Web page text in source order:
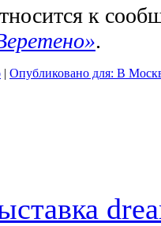
к
.
| Опубликовано для: В